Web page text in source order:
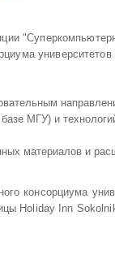
МГУ) и
материалов и
консорциума
Holiday Inn